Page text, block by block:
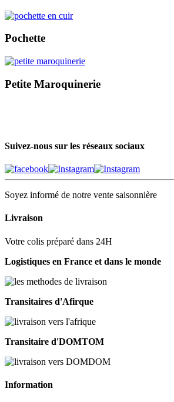
Pochette
Petite Maroquinerie
Suivez-nous sur les réseaux sociaux
Soyez informé de notre vente saisonnière
Livraison
Votre colis préparé dans 24H
Logistiques en France et dans le monde
Transitaires d'Afirque
Transitaire d'DOMTOM
Information